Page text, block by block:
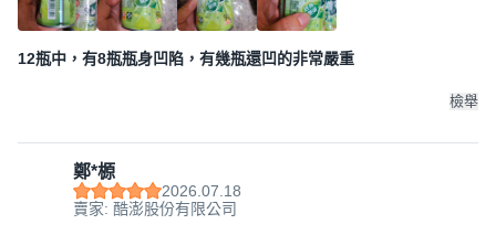
12瓶中，有8瓶瓶身凹陷，有幾瓶還凹的非常嚴重
檢舉
鄭*榞
2026.07.18
賣家: 酷澎股份有限公司